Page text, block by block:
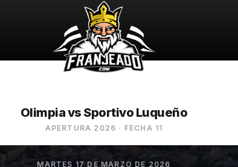
Olimpia vs Sportivo Luqueño
APERTURA 2026 · FECHA 11
MARTES 17 DE MARZO DE 2026